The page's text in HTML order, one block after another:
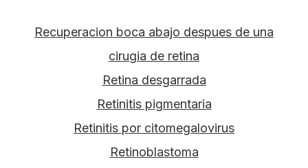
Recuperacion boca abajo despues de una
cirugia de retina
Retina desgarrada
Retinitis pigmentaria
Retinitis por citomegalovirus
Retinoblastoma